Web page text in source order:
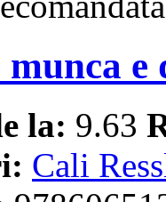
munca
la: 9.63
Cali